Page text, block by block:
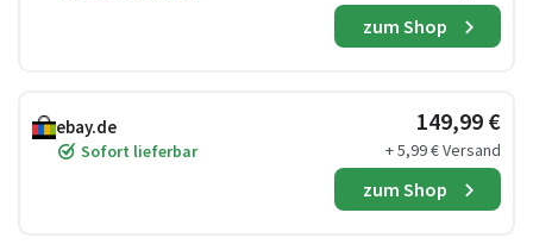
zum Shop
ebay.de
Sofort lieferbar
149,99 €
+ 5,99 € Versand
zum Shop